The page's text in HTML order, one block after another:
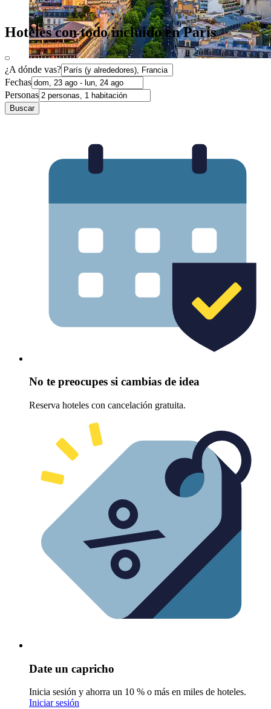
Hoteles con todo incluido en París
¿A dónde vas?
Fechas
Personas
Buscar
No te preocupes si cambias de idea
Reserva hoteles con cancelación gratuita.
Date un capricho
Inicia sesión y ahorra un 10 % o más en miles de hoteles.
Iniciar sesión